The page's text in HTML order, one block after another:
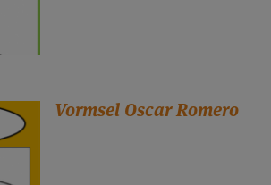
Vormsel Oscar Romero